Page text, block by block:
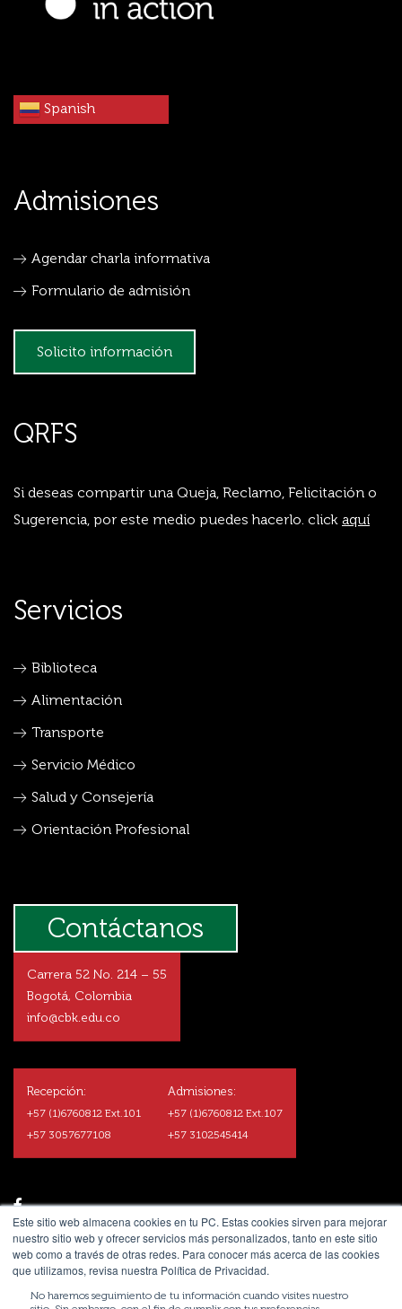
Este sitio web almacena cookies en tu PC. Estas cookies sirven para mejorar
nuestro sitio web y ofrecer servicios más personalizados, tanto en este sitio
web como a través de otras redes. Para conocer más acerca de las cookies
que utilizamos, revisa nuestra Política de Privacidad.
No haremos seguimiento de tu información cuando visites nuestro
Spanish
Admisiones
Agendar charla informativa
Formulario de admisión
Solicito información
QRFS
Si deseas compartir una Queja, Reclamo, Felicitación o
Sugerencia, por este medio puedes hacerlo. click aquí
Servicios
Biblioteca
Alimentación
Transporte
Servicio Médico
Salud y Consejería
Orientación Profesional
Contáctanos
Carrera 52 No. 214 – 55
Bogotá, Colombia
info@cbk.edu.co
Recepción:
+57 (1)6760812 Ext.101
+57 3057677108
Admisiones:
+57 (1)6760812 Ext.107
+57 3102545414